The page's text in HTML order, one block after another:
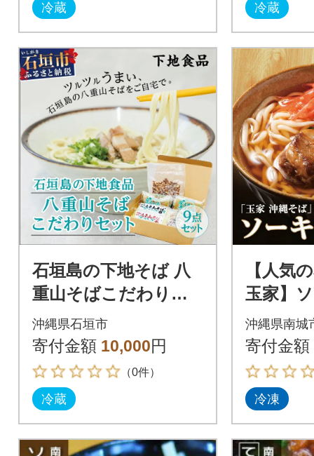
冷蔵 冷蔵
石垣島の下地そば 八
重山そばこだわりセ
ット
沖縄県石垣市
寄付金額 10,000円
（0件）
冷蔵
【人気
玉家】
人前(沖
沖縄県南城
寄付金額
冷凍